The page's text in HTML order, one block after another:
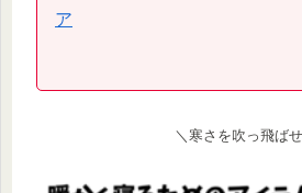
ア
＼寒さを吹っ飛ば